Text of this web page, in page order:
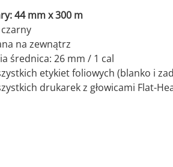
44 mm x 300 m
na zewnątrz
średnica: 26 mm / 1 cal
etykiet foliowych (blanko i
drukarek z głowicami Flat-